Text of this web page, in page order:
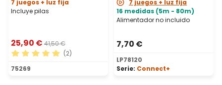
7 juegos + luz fija
Incluye pilas
25,90 € 41,50 €
Calificación promedio de 5 de 5 estrellas
(2)
75269
7 juegos + luz fija
16 medidas (5m - 80m)
Alimentador no incluido
7,70 €
LP78120
Serie: Connect+